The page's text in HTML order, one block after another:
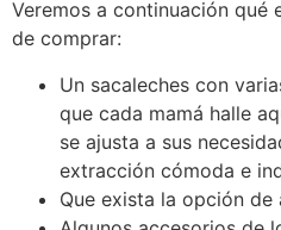
Veremos a continuación qué
de comprar:
Un sacaleches con
que cada mamá halle
se ajusta a sus
extracción cómoda e
Que exista la opción de